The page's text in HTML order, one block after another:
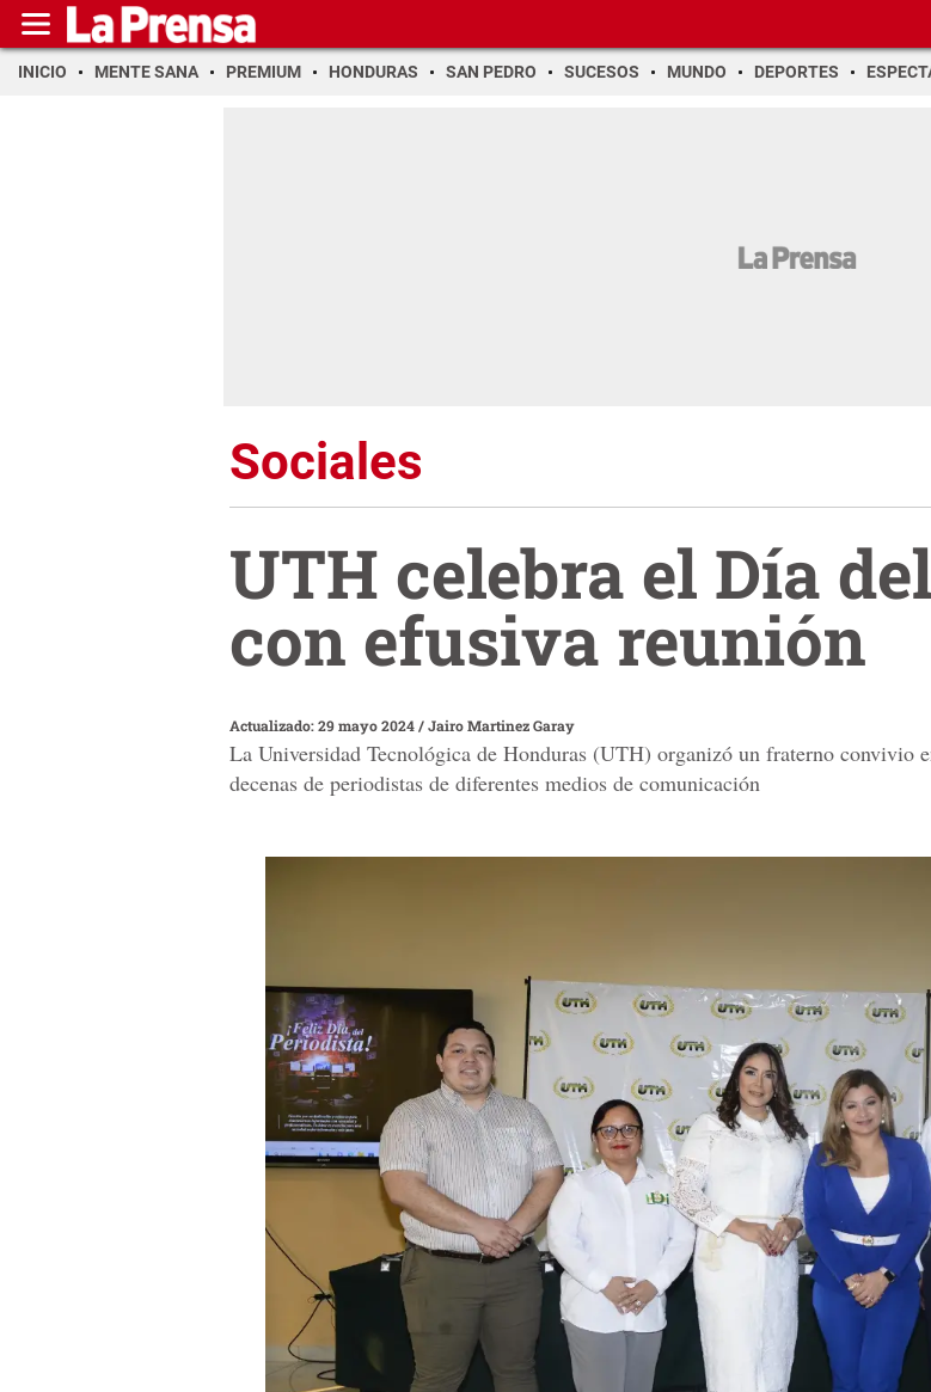
INICIO MENTE SANA PREMIUM HONDURAS SAN PEDRO SUCESOS MUNDO DEPORTES
Sociales
UTH celebra el Día
con efusiva reunión
Actualizado: 29 mayo 2024/Jairo Martinez Garay
La Universidad Tecnológica de Honduras (UTH) organizó un fraterno convivio
decenas de periodistas de diferentes medios de comunicación